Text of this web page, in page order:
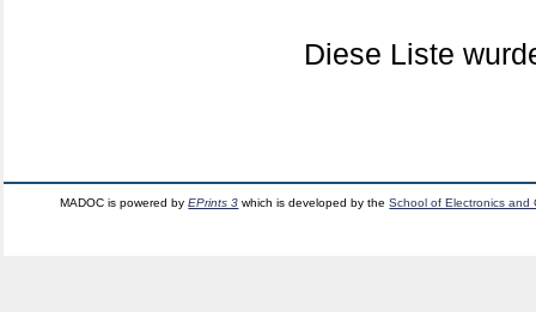
Diese Liste
MADOC is powered byEPrints 3 which is developed by theSchool of Electronics and